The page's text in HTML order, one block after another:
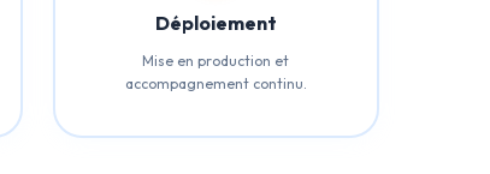
Déploiement
Mise en production et
accompagnement continu.